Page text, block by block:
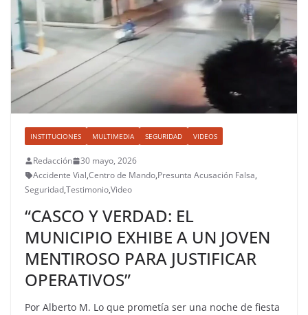
INSTITUCIONES MULTIMEDIA SEGURIDAD VIDEOS
Redacción
30 mayo, 2026
Accidente Vial,Centro de Mando,Presunta Acusación Falsa,
Seguridad,Testimonio,Video
“CASCO Y VERDAD: EL
MUNICIPIO EXHIBE A UN JOVEN
MENTIROSO PARA JUSTIFICAR
OPERATIVOS”
Por Alberto M. Lo que prometía ser una noche de fiesta